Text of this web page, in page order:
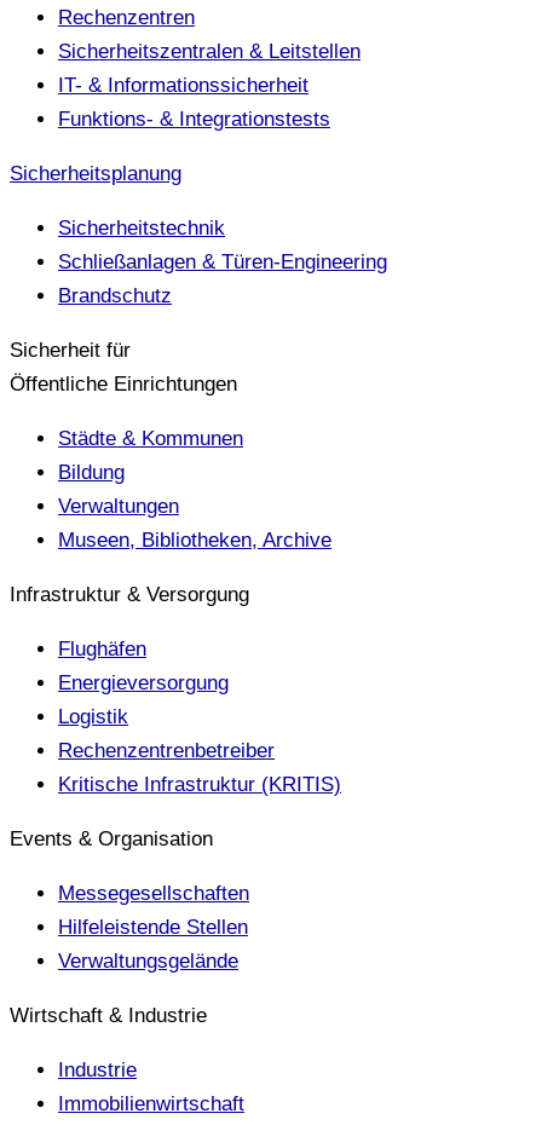
Rechenzentren
Sicherheitszentralen & Leitstellen
IT- & Informationssicherheit
Funktions- & Integrationstests
Sicherheitsplanung
Sicherheitstechnik
Schließanlagen & Türen-Engineering
Brandschutz
Sicherheit für
Öffentliche Einrichtungen
Städte & Kommunen
Bildung
Verwaltungen
Museen, Bibliotheken, Archive
Infrastruktur & Versorgung
Flughäfen
Energieversorgung
Logistik
Rechenzentrenbetreiber
Kritische Infrastruktur (KRITIS)
Events & Organisation
Messegesellschaften
Hilfeleistende Stellen
Verwaltungsgelände
Wirtschaft & Industrie
Industrie
Immobilienwirtschaft